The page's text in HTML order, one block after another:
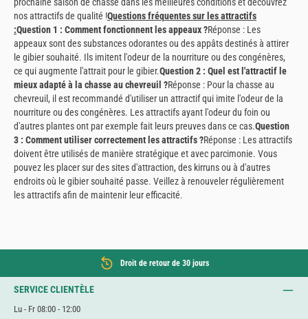
nos attractifs de qualité !Questions fréquentes sur les attractifs
:Question 1 : Comment fonctionnent les appeaux ?Réponse : Les
appeaux sont des substances odorantes ou des appâts destinés à attirer
le gibier souhaité. Ils imitent l'odeur de la nourriture ou des congénères,
ce qui augmente l'attrait pour le gibier.Question 2 : Quel est l'attractif le
mieux adapté à la chasse au chevreuil ?Réponse : Pour la chasse au
chevreuil, il est recommandé d'utiliser un attractif qui imite l'odeur de la
nourriture ou des congénères. Les attractifs ayant l'odeur du foin ou
d'autres plantes ont par exemple fait leurs preuves dans ce cas.Question
3 : Comment utiliser correctement les attractifs ?Réponse : Les attractifs
doivent être utilisés de manière stratégique et avec parcimonie. Vous
pouvez les placer sur des sites d'attraction, des kirruns ou à d'autres
endroits où le gibier souhaité passe. Veillez à renouveler régulièrement
les attractifs afin de maintenir leur efficacité.
Droit de retour de 30 jours
SERVICE CLIENTÈLE
Lu - Fr 08:00 - 12:00